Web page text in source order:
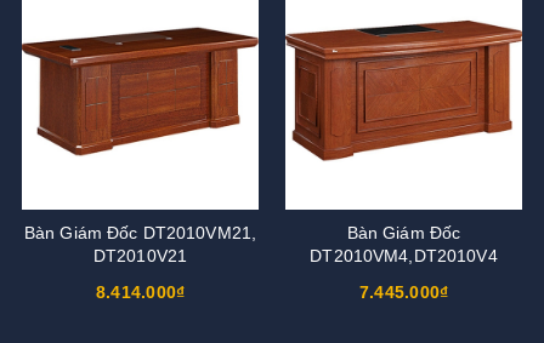
Bàn Giám Đốc DT2010VM21,
DT2010V21
8.414.000₫
Bàn Giám Đốc
DT2010VM4,DT2010V4
7.445.000₫